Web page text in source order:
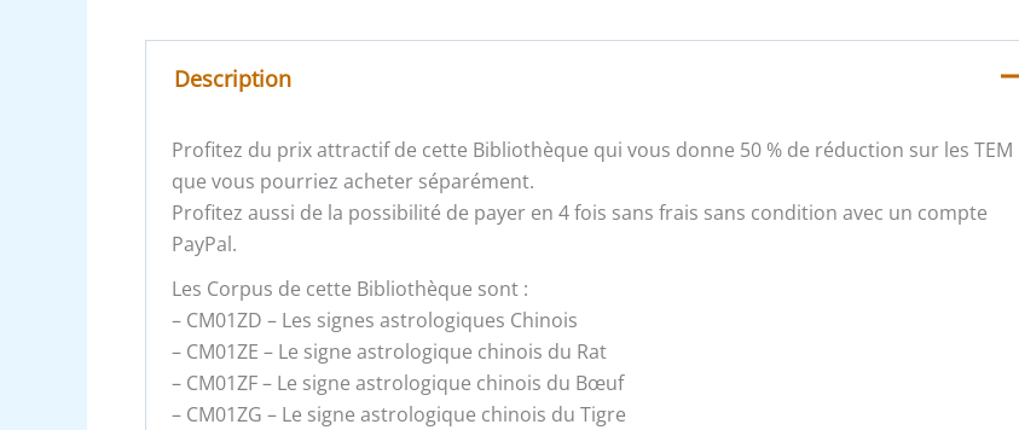
Description
Profitez du prix attractif de cette Bibliothèque qui vous donne 50 % de réduction sur les TEM
que vous pourriez acheter séparément.
Profitez aussi de la possibilité de payer en 4 fois sans frais sans condition avec un compte
PayPal.
Les Corpus de cette Bibliothèque sont :
– CM01ZD – Les signes astrologiques Chinois
– CM01ZE – Le signe astrologique chinois du Rat
– CM01ZF – Le signe astrologique chinois du Bœuf
– CM01ZG – Le signe astrologique chinois du Tigre